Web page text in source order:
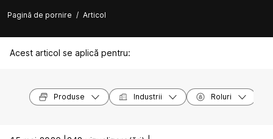
Pagină de pornire / Articol
Acest articol se aplică pentru:
Produse Industrii Roluri